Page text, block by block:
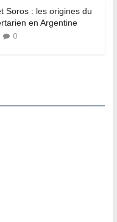
Soros : les origines du
en Argentine
0